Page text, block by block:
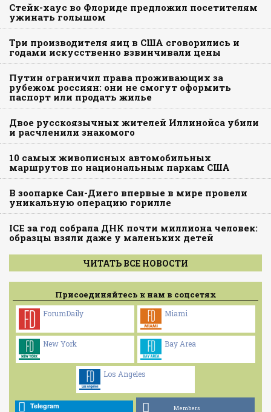
Стейк-хаус во Флориде предложил посетителям
ужинать голышом
Три производителя яиц в США сговорились и
годами искусственно взвинчивали цены
Путин ограничил права проживающих за
рубежом россиян: они не смогут оформить
паспорт или продать жилье
Двое русскоязычных жителей Иллинойса убили
и расчленили знакомого
10 самых живописных автомобильных
маршрутов по национальным паркам США
В зоопарке Сан-Диего впервые в мире провели
уникальную операцию горилле
ICE за год собрала ДНК почти миллиона человек:
образцы взяли даже у маленьких детей
ЧИТАТЬ ВСЕ НОВОСТИ
Присоединяйтесь к нам в соцсетях
ForumDaily Miami
New York Bay Area
Los Angeles
Telegram Members